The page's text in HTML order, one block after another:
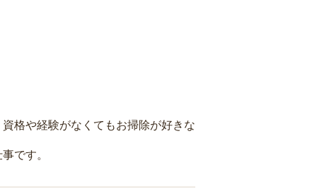
格や経験がなくてもお掃除が好きな
です。